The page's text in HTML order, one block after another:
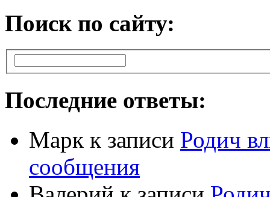
Поиск по сайту:
Последние ответы:
Марк к записи Родич
сообщения